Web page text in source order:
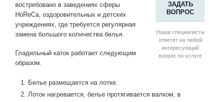
ЗАДАТЬ
ВОПРОС
Наши специалисты
ответят на любой
интересующий
вопрос по услуге
востребовано в заведениях сферы
HoReCa, оздоровительных и детских
учреждениях, где требуется регулярная
замена большого количества белья.
Гладильный каток работает следующим
образом.
Белье размещается на лотке.
Лоток нагревается, белье протягивается валком, в